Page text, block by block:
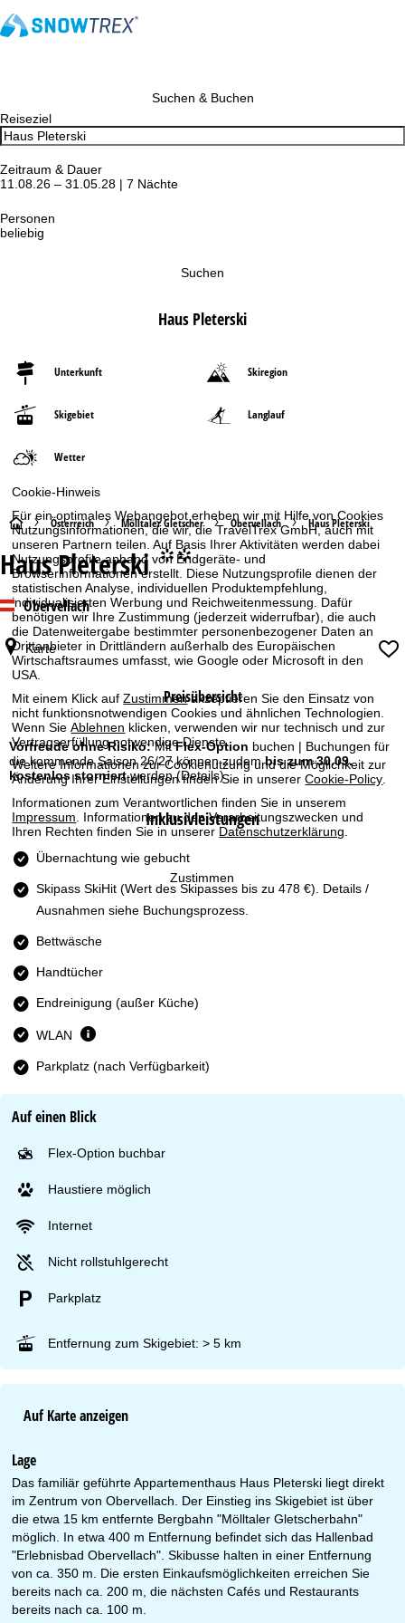
Cookie-Hinweis
Für ein optimales Webangebot erheben wir mit Hilfe von Cookies
Nutzungsinformationen, die wir, die TravelTrex GmbH, auch mit
unseren Partnern teilen. Auf Basis Ihrer Aktivitäten werden dabei
Nutzungsprofile anhand von Endgeräte- und
Browserinformationen erstellt. Diese Nutzungsprofile dienen der
statistischen Analyse, individuellen Produktempfehlung,
individualisierten Werbung und Reichweitenmessung. Dafür
benötigen wir Ihre Zustimmung (jederzeit widerrufbar), die auch
die Datenweitergabe bestimmter personenbezogener Daten an
Drittanbieter in Drittländern außerhalb des Europäischen
Wirtschaftsraumes umfasst, wie Google oder Microsoft in den
USA.
Mit einem Klick aufZustimmenakzeptieren Sie den Einsatz von
nicht funktionsnotwendigen Cookies und ähnlichen Technologien.
Wenn SieAblehnen klicken, verwenden wir nur technisch und zur
Vertragserfüllung notwendige Dienste.
Weitere Informationen zur Cookienutzung und die Möglichkeit zur
Änderung Ihrer Einstellungen finden Sie in unsererCookie-Policy
Informationen zum Verantwortlichen finden Sie in unserem
Impressum . Informationen zu den Verarbeitungszwecken und
Ihren Rechten finden Sie in unserer Datenschutzerklärung
Zustimmen
Suchen & Buchen
Reiseziel
Zeitraum & Dauer
11.08.26 – 31.05.28 | 7 Nächte
Personen
beliebig
Suchen
Haus Pleterski
Unterkunft Skiregion
Skigebiet Langlauf
Wetter
S
t
a
r
t
s
e
i
t
e
Österreich Mölltaler Gletscher Obervellach Haus Pleterski
Haus Pleterski °°
Obervellach
Karte
Preisübersicht
Vorfreude ohne Risiko:MitFlex-Option buchen | Buchungen für
die kommende Saison 26/27 können zudembis zum 30.09.
kostenlos storniertwerden(Details)
Inklusivleistungen
Übernachtung wie gebucht
Skipass SkiHit (Wert des Skipasses bis zu 478 €). Details /
Ausnahmen siehe Buchungsprozess.
Bettwäsche
Handtücher
Endreinigung (außer Küche)
WLAN
Parkplatz (nach Verfügbarkeit)
Auf einen Blick
Flex-Option buchbar
Haustiere möglich
Internet
Nicht rollstuhlgerecht
Parkplatz
Entfernung zum Skigebiet: > 5 km
Auf Karte anzeigen
Lage
Das familiär geführte Appartementhaus Haus Pleterski liegt direkt
im Zentrum von Obervellach. Der Einstieg ins Skigebiet ist über
die etwa 15 km entfernte Bergbahn "Mölltaler Gletscherbahn"
möglich. In etwa 400 m Entfernung befindet sich das Hallenbad
"Erlebnisbad Obervellach". Skibusse halten in einer Entfernung
von ca. 350 m. Die ersten Einkaufsmöglichkeiten erreichen Sie
bereits nach ca. 200 m, die nächsten Cafés und Restaurants
bereits nach ca. 100 m.